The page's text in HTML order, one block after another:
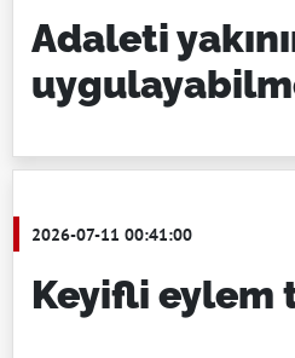
Adaleti
2026-07-11 00:41:00
Keyifli eylem